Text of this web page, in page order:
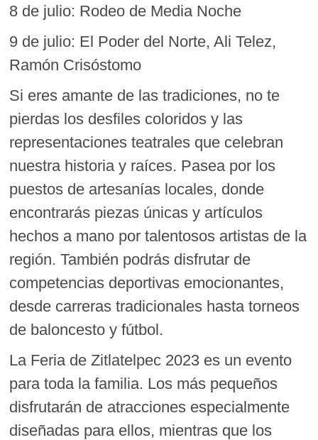
8 de julio: Rodeo de Media Noche
9 de julio: El Poder del Norte, Ali Telez,
Ramón Crisóstomo
Si eres amante de las tradiciones, no te
pierdas los desfiles coloridos y las
representaciones teatrales que celebran
nuestra historia y raíces. Pasea por los
puestos de artesanías locales, donde
encontrarás piezas únicas y artículos
hechos a mano por talentosos artistas de la
región. También podrás disfrutar de
competencias deportivas emocionantes,
desde carreras tradicionales hasta torneos
de baloncesto y fútbol.
La Feria de Zitlatelpec 2023 es un evento
para toda la familia. Los más pequeños
disfrutarán de atracciones especialmente
diseñadas para ellos, mientras que los